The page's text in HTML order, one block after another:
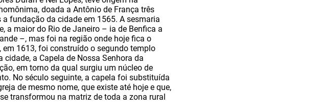
doada a Antônio de França três
a fundação da cidade em 1565. A sesmaria
a maior do Rio de Janeiro – ia de Benfica a
–, mas foi na região onde hoje fica o
em 1613, foi construído o segundo templo
cidade, a Capela de Nossa Senhora da
em torno da qual surgiu um núcleo de
No século seguinte, a capela foi substituída
de mesmo nome, que existe até hoje e que,
transformou na matriz de toda a zona rural